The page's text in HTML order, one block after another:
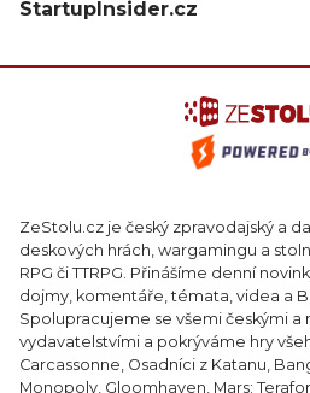
StartupInsider.cz
ZeStolu.cz je český zpravodajský a
deskových hrách, wargamingu a
RPG či TTRPG. Přinášíme denní
dojmy, komentáře, témata, videa a
Spolupracujeme se všemi českými a
vydavatelstvími a pokrýváme hry
Carcassonne, Osadníci z Katanu,
Monopoly, Gloomhaven, Mars: